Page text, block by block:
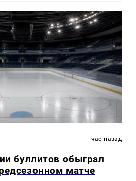
час назад
буллитов обыграл
матче